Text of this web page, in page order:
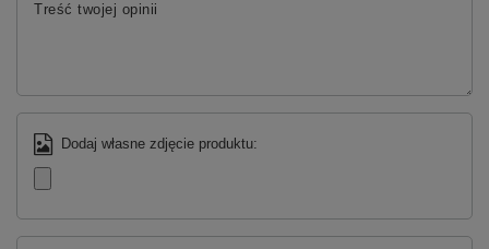
Treść twojej opinii
Dodaj własne zdjęcie produktu: